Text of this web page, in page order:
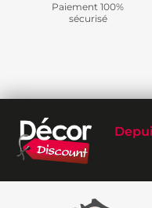
Paiement 100%
sécurisé